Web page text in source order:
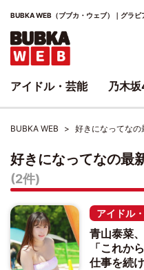
BUBKA WEB（ブブカ・ウェブ）｜グラビ
BUBKA WEB 好きになってな
好きになってなの最
(2件)
アイドル
青山泰菜
「これか
仕事を続
アイドル・芸能 乃木